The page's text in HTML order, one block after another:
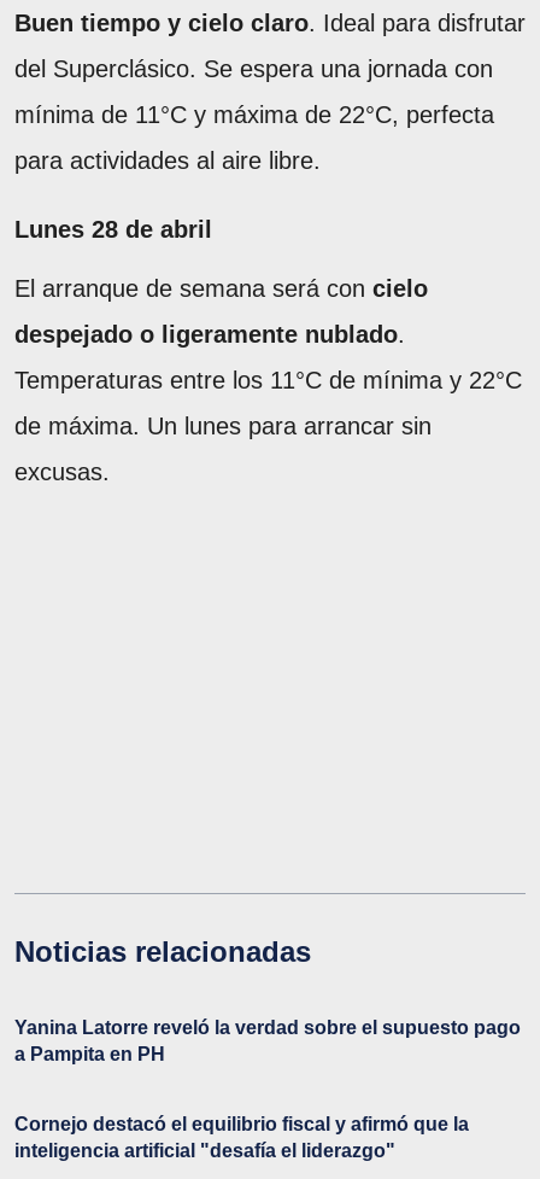
Buen tiempo y cielo claro. Ideal para disfrutar
del Superclásico. Se espera una jornada con
mínima de 11°C y máxima de 22°C, perfecta
para actividades al aire libre.
Lunes 28 de abril
El arranque de semana será con cielo
despejado o ligeramente nublado.
Temperaturas entre los 11°C de mínima y 22°C
de máxima. Un lunes para arrancar sin
excusas.
Noticias relacionadas
Yanina Latorre reveló la verdad sobre el supuesto pago
a Pampita en PH
Cornejo destacó el equilibrio fiscal y afirmó que la
inteligencia artificial "desafía el liderazgo"